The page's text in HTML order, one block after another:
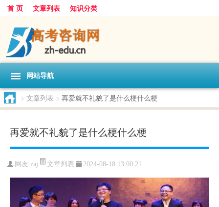
首 页 文章列表 知识分类
网站导航
> 文章列表 > 再爱就不礼貌了是什么梗什么梗
再爱就不礼貌了是什么梗什么梗
网友:zaj 文章列表 2024-08-18 13:00:21